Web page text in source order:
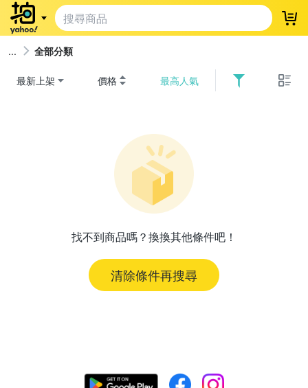
登
全部分類
最新上架 價格 最高人氣
找不到商品嗎？換換其他條件吧！
清除條件再搜尋